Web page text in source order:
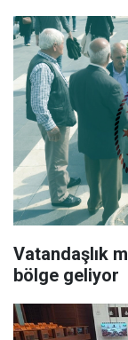
Vatandaşlık
bölge geliyor